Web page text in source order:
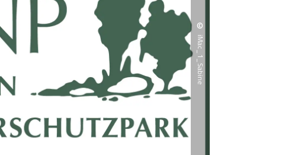
©
iMac_1_Sabine